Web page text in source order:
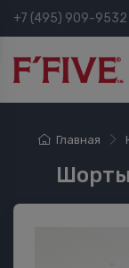
+7 (495) 909-9532
Главная
Шорты